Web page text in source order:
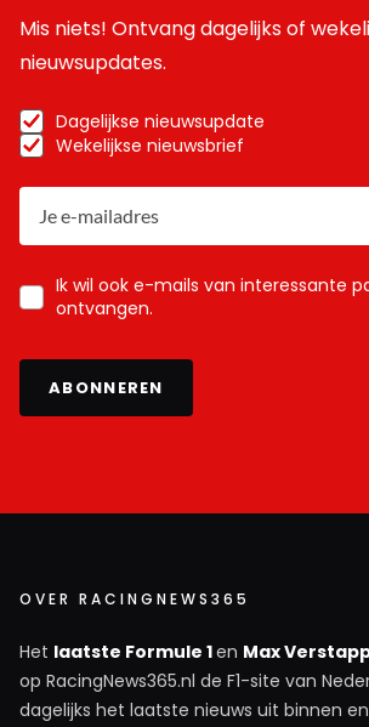
Mis niets! Ontvang dagelijks of
nieuwsupdates.
Dagelijkse nieuwsupdate
Wekelijkse nieuwsbrief
Ik wil ook e-mails van interessante
ontvangen.
ABONNEREN
OVER RACINGNEWS365
Het laatste Formule 1en Max
op RacingNews365.nl de F1-site van
dagelijks het laatste nieuws uit binnen